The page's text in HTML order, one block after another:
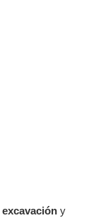
excavación y